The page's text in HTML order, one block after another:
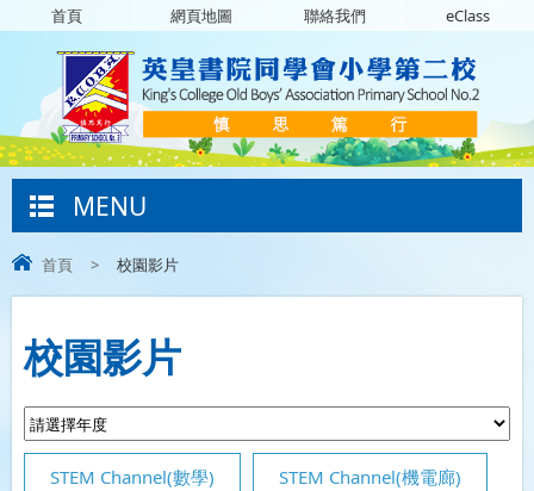
首頁 網頁地圖 聯絡我們 eClass
MENU
首頁 > 校園影片
校園影片
STEM Channel(數學) STEM Channel(機電廊)